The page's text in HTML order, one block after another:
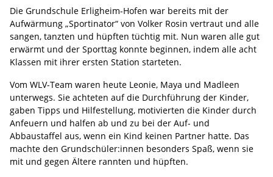
Die Grundschule Erligheim-Hofen war bereits mit der
Aufwärmung „Sportinator“ von Volker Rosin vertraut und alle
sangen, tanzten und hüpften tüchtig mit. Nun waren alle gut
erwärmt und der Sporttag konnte beginnen, indem alle acht
Klassen mit ihrer ersten Station starteten.
Vom WLV-Team waren heute Leonie, Maya und Madleen
unterwegs. Sie achteten auf die Durchführung der Kinder,
gaben Tipps und Hilfestellung, motivierten die Kinder durch
Anfeuern und halfen ab und zu bei der Auf- und
Abbaustaffel aus, wenn ein Kind keinen Partner hatte. Das
machte den Grundschüler:innen besonders Spaß, wenn sie
mit und gegen Ältere rannten und hüpften.